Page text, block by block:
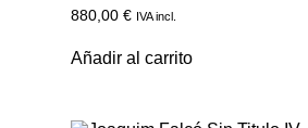
880,00€ IVA incl.
Añadir al carrito